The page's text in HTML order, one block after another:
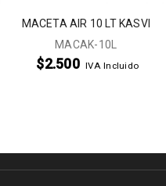
MACETA AIR 10 LT KASVI
MACAK-10L
$2.500 IVA Incluido